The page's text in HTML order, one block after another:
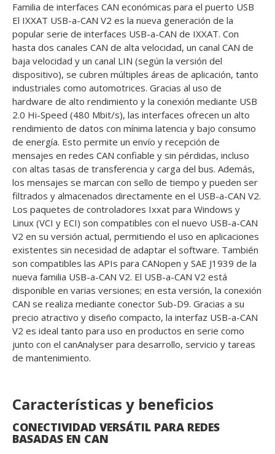
Familia de interfaces CAN económicas para el puerto USB
El IXXAT USB-a-CAN V2 es la nueva generación de la
popular serie de interfaces USB-a-CAN de IXXAT. Con
hasta dos canales CAN de alta velocidad, un canal CAN de
baja velocidad y un canal LIN (según la versión del
dispositivo), se cubren múltiples áreas de aplicación, tanto
industriales como automotrices. Gracias al uso de
hardware de alto rendimiento y la conexión mediante USB
2.0 Hi-Speed (480 Mbit/s), las interfaces ofrecen un alto
rendimiento de datos con mínima latencia y bajo consumo
de energía. Esto permite un envío y recepción de
mensajes en redes CAN confiable y sin pérdidas, incluso
con altas tasas de transferencia y carga del bus. Además,
los mensajes se marcan con sello de tiempo y pueden ser
filtrados y almacenados directamente en el USB-a-CAN V2.
Los paquetes de controladores Ixxat para Windows y
Linux (VCI y ECI) son compatibles con el nuevo USB-a-CAN
V2 en su versión actual, permitiendo el uso en aplicaciones
existentes sin necesidad de adaptar el software. También
son compatibles las APIs para CANopen y SAE J1939 de la
nueva familia USB-a-CAN V2. El USB-a-CAN V2 está
disponible en varias versiones; en esta versión, la conexión
CAN se realiza mediante conector Sub-D9. Gracias a su
precio atractivo y diseño compacto, la interfaz USB-a-CAN
V2 es ideal tanto para uso en productos en serie como
junto con el canAnalyser para desarrollo, servicio y tareas
de mantenimiento.
Características y beneficios
CONECTIVIDAD VERSÁTIL PARA REDES
BASADAS EN CAN